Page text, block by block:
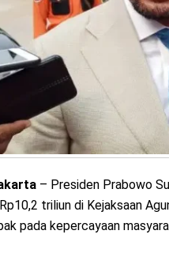
– Presiden Prabowo
triliun di Kejaksaan
pada kepercayaan